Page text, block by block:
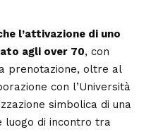
l’attivazione di uno
agli over 70, con
prenotazione, oltre al
con l’Università
simbolica di una
luogo di incontro tra